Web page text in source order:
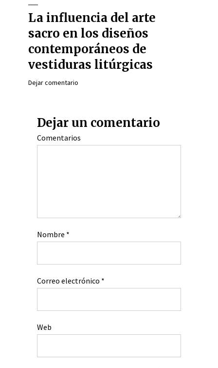
La influencia del arte
sacro en los diseños
contemporáneos de
vestiduras litúrgicas
Dejar comentario
Dejar un comentario
Comentarios
Nombre *
Correo electrónico *
Web